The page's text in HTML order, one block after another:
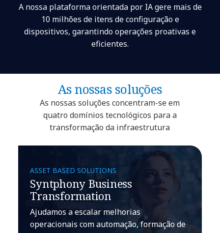
A nossa plataforma orientada por IA gere mais de
10 milhões de itens de configuração e
dispositivos, garantindo operações proativas e
eficientes.
As nossas soluções
As nossas soluções concentram-se em
quatro domínios tecnológicos para a
transformação da infraestrutura
ASSET BASED SOLUTIONS
Syntphony Business
Transformation
Ajudamos a escalar melhorias
operacionais com automação, formação de